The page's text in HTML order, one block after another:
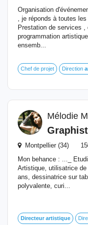
Organisation
, je réponds à toutes
Prestation de services
programmation
ensemb...
Chef de projet Direction
Mélodie
Montpellier (34)
Mon behance : ..._
Artistique, utilisatrice
ans, dessinatrice sur
polyvalente, curi...
Directeur artistique